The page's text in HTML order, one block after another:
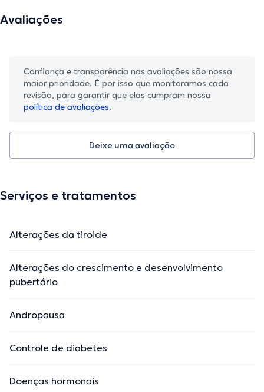
Avaliações
Confiança e transparência nas avaliações são nossa
maior prioridade. É por isso que monitoramos cada
revisão, para garantir que elas cumpram nossa
política de avaliações.
Deixe uma avaliação
Serviços e tratamentos
Alterações da tiroide
Alterações do crescimento e desenvolvimento
pubertário
Andropausa
Controle de diabetes
Doenças hormonais